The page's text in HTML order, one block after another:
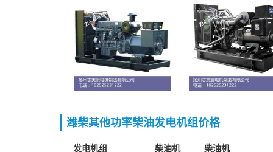
潍柴其他功率柴油发电机组价格
发电机组 柴油机 柴油机